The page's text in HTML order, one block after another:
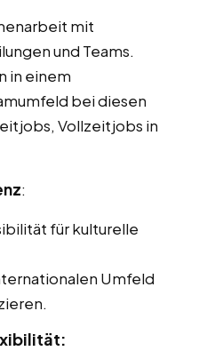
mit
und Teams.
in einem
bei diesen
Vollzeitjobs in
:
für kulturelle
Umfeld